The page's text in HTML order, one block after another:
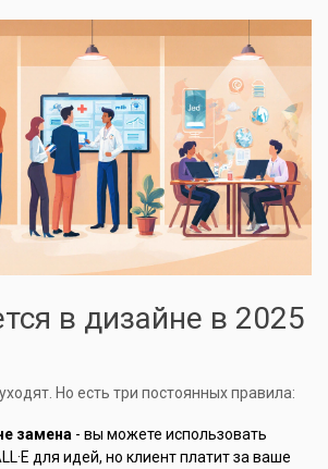
в дизайне в 2025
Но есть три постоянных правила:
замена - вы можете использовать
для идей, но клиент платит за ваше